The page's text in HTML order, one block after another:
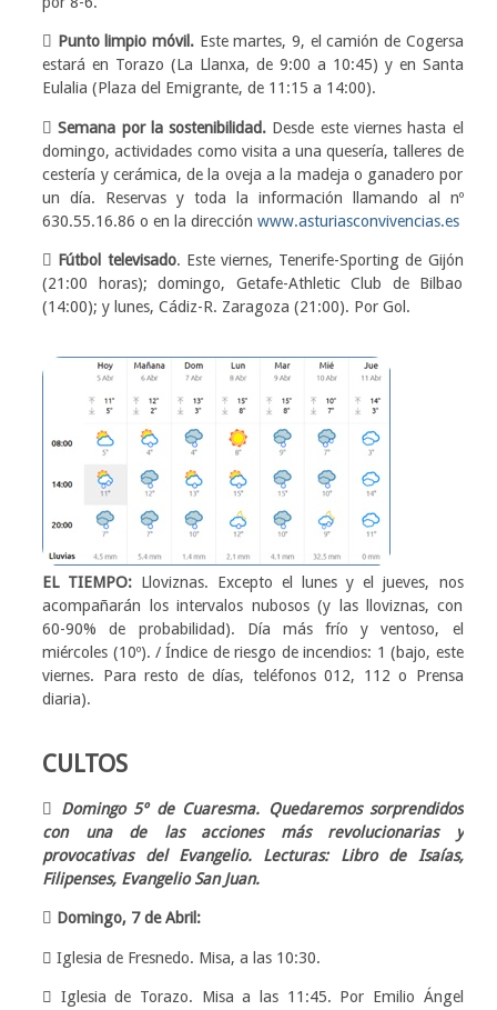
 Punto limpio móvil. Este martes, 9, el camión de Cogersa
estará en Torazo (La Llanxa, de 9:00 a 10:45) y en Santa
Eulalia (Plaza del Emigrante, de 11:15 a 14:00).
 Semana por la sostenibilidad. Desde este viernes hasta el
domingo, actividades como visita a una quesería, talleres de
cestería y cerámica, de la oveja a la madeja o ganadero por
un día. Reservas y toda la información llamando al nº
630.55.16.86 o en la direcciónwww.asturiasconvivencias.es
 Fútbol televisado. Este viernes, Tenerife-Sporting de Gijón
(21:00 horas); domingo, Getafe-Athletic Club de Bilbao
(14:00); y lunes, Cádiz-R. Zaragoza (21:00). Por Gol.
EL TIEMPO: Lloviznas. Excepto el lunes y el jueves, nos
acompañarán los intervalos nubosos (y las lloviznas, con
60-90% de probabilidad). Día más frío y ventoso, el
miércoles (10º). / Índice de riesgo de incendios: 1 (bajo, este
viernes. Para resto de días, teléfonos 012, 112 o Prensa
diaria).
CULTOS
 Domingo 5º de Cuaresma. Quedaremos sorprendidos
con una de las acciones más revolucionarias y
provocativas del Evangelio. Lecturas: Libro de Isaías,
Filipenses, Evangelio San Juan.
 Domingo, 7 de Abril:
 Iglesia de Fresnedo. Misa, a las 10:30.
 Iglesia de Torazo. Misa a las 11:45. Por Emilio Ángel